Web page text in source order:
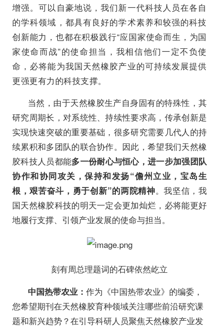
增强。可以自豪地说，我们新一代科技人员在各自
的学科领域，都具有良好的学术素养和较强的科技
创新能力，也都在积极践行“应国家使命而生，为国
家使命而战”的使命担当，我相信他们一定不负使
命，必将能为我国天然橡胶产业的可持续发展提供
更强更有力的科技支撑。
当然，由于天然橡胶生产自身固有的特殊性，其
研究周期长，对系统性、持续性要求高，传承创新是
实现快速突破的重要基础，很多研究需要几代人的持
续累积和多团队的联合协作。因此，希望我们天然橡
胶科技人员都能多一份耐心与恒心，进一步加强团队
协作和协同攻关，保持和发扬“儋州立业，宝岛生
根，艰苦奋斗，勇于创新”的两院精神。我坚信，我
国天然橡胶科技的明天一定会更加灿烂，必将能更好
地履行支撑、引领产业发展的使命与担当。
刻有周总理题词的石碑依然屹立
中国热带农业： 作为《中国热带农业》的编委，
您希望期刊在天然橡胶育种领域关注哪些前沿研究课
题和新兴趋势？在引导科研人员聚焦天然橡胶产业发